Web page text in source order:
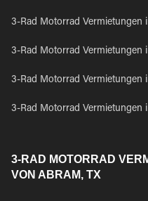
3-Rad Motorrad Vermietungen
3-Rad Motorrad Vermietungen
3-Rad Motorrad Vermietungen
3-Rad Motorrad Vermietungen
3-RAD MOTORRAD
VON ABRAM, TX